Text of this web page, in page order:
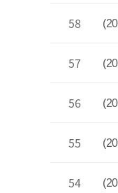
58
57
56
55
54